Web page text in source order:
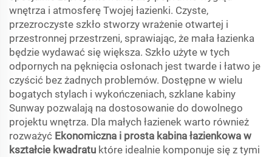
wnętrza i atmosferę Twojej łazienki. Czyste,
przezroczyste szkło stworzy wrażenie otwartej i
przestronnej przestrzeni, sprawiając, że mała łazienka
będzie wydawać się większa. Szkło użyte w tych
odpornych na pęknięcia osłonach jest twarde i łatwo je
czyścić bez żadnych problemów. Dostępne w wielu
bogatych stylach i wykończeniach, szklane kabiny
Sunway pozwalają na dostosowanie do dowolnego
projektu wnętrza. Dla małych łazienek warto również
rozważyć Ekonomiczna i prosta kabina łazienkowa w
kształcie kwadratu które idealnie komponuje się z tymi